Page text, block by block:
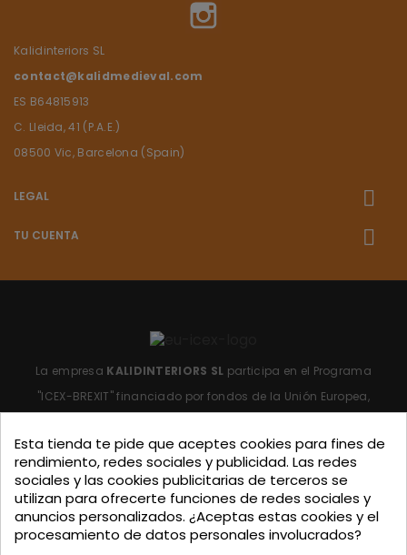
Kalidinteriors SL
contact@kalidmedieval.com
ES B64815913
C. Lleida, 41 (P.A.E.)
08500 Vic, Barcelona (Spain)
LEGAL
TU CUENTA
La empresa KALIDINTERIORS SL participa en el Programa
"ICEX-BREXIT"financiado por fondos de la Unión Europea,
Reino Unido de la Unión.Ayudas concedidas por ICEX en
2023.
KALIDINTERIORS, S.L. ha participado en el Programa de
Esta tienda te pide que aceptes cookies para fines de
rendimiento, redes sociales y publicidad. Las redes
sociales y las cookies publicitarias de terceros se
utilizan para ofrecerte funciones de redes sociales y
anuncios personalizados. ¿Aceptas estas cookies y el
procesamiento de datos personales involucrados?